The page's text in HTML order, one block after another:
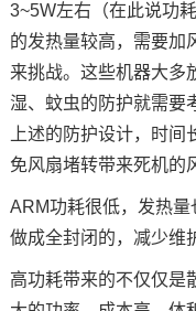
3~5W左右（在此说功
的发热量较高，需要加
来挑战。这些机器大多
湿、蚊虫的防护就需要
上述的防护设计，时
免风扇堵转带来死机的
ARM功耗很低，发热
做成全封闭的，减少维
高功耗带来的不仅仅是